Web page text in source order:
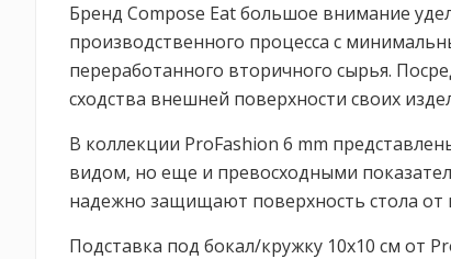
Бренд Compose Eat большое внимание
производственного процесса с
переработанного вторичного сырья.
сходства внешней поверхности своих
В коллекции ProFashion 6 mm
видом, но еще и превосходными
надежно защищают поверхность стола от
Подставка под бокал/кружку 10х10 см от